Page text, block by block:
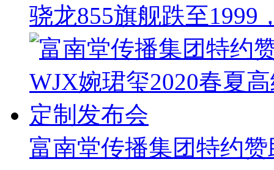
骁龙855旗舰跌至1999
富南堂传播集团特约